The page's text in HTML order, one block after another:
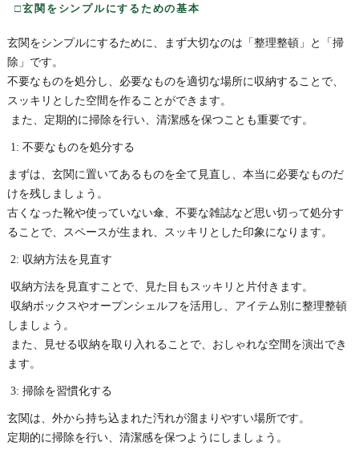
□玄関をシンプルにするための基本
玄関をシンプルにするために、まず大切なのは「整理整頓」と「掃
除」です。
不要なものを処分し、必要なものを適切な場所に収納することで、
スッキリとした空間を作ることができます。
また、定期的に掃除を行い、清潔感を保つことも重要です。
1: 不要なものを処分する
まずは、玄関に置いてあるものを全て見直し、本当に必要なものだ
けを残しましょう。
古くなった靴や使っていない傘、不要な雑誌など思い切って処分す
ることで、スペースが生まれ、スッキリとした印象になります。
2: 収納方法を見直す
収納方法を見直すことで、見た目もスッキリと片付きます。
収納ボックスやオープンシェルフを活用し、アイテム別に整理整頓
しましょう。
また、見せる収納を取り入れることで、おしゃれな空間を演出でき
ます。
3: 掃除を習慣化する
玄関は、外から持ち込まれた汚れが溜まりやすい場所です。
定期的に掃除を行い、清潔感を保つようにしましょう。